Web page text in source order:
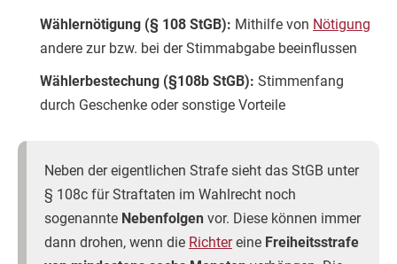
Wählernötigung (§ 108 StGB): Mithilfe von Nötigung
andere zur bzw. bei der Stimmabgabe beeinflussen
Wählerbestechung (§108b StGB): Stimmenfang
durch Geschenke oder sonstige Vorteile
Neben der eigentlichen Strafe sieht das StGB unter
§ 108c für Straftaten im Wahlrecht noch
sogenannte Nebenfolgen vor. Diese können immer
dann drohen, wenn die Richtereine Freiheitsstrafe